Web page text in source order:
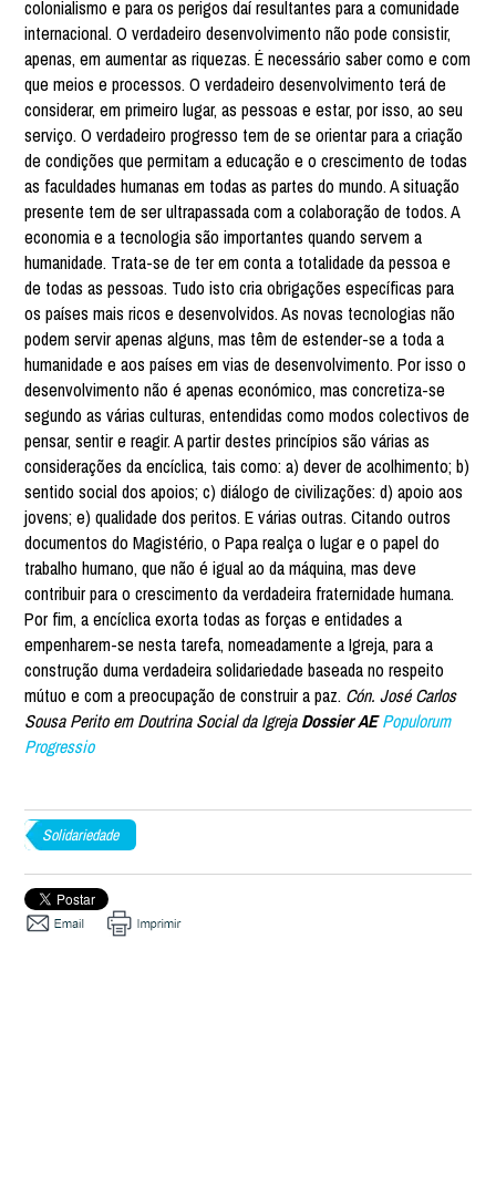
colonialismo e para os perigos daí resultantes para a comunidade
internacional. O verdadeiro desenvolvimento não pode consistir,
apenas, em aumentar as riquezas. É necessário saber como e com
que meios e processos. O verdadeiro desenvolvimento terá de
considerar, em primeiro lugar, as pessoas e estar, por isso, ao seu
serviço. O verdadeiro progresso tem de se orientar para a criação
de condições que permitam a educação e o crescimento de todas
as faculdades humanas em todas as partes do mundo. A situação
presente tem de ser ultrapassada com a colaboração de todos. A
economia e a tecnologia são importantes quando servem a
humanidade. Trata-se de ter em conta a totalidade da pessoa e
de todas as pessoas. Tudo isto cria obrigações específicas para
os países mais ricos e desenvolvidos. As novas tecnologias não
podem servir apenas alguns, mas têm de estender-se a toda a
humanidade e aos países em vias de desenvolvimento. Por isso o
desenvolvimento não é apenas económico, mas concretiza-se
segundo as várias culturas, entendidas como modos colectivos de
pensar, sentir e reagir. A partir destes princípios são várias as
considerações da encíclica, tais como: a) dever de acolhimento; b)
sentido social dos apoios; c) diálogo de civilizações: d) apoio aos
jovens; e) qualidade dos peritos. E várias outras. Citando outros
documentos do Magistério, o Papa realça o lugar e o papel do
trabalho humano, que não é igual ao da máquina, mas deve
contribuir para o crescimento da verdadeira fraternidade humana.
Por fim, a encíclica exorta todas as forças e entidades a
empenharem-se nesta tarefa, nomeadamente a Igreja, para a
construção duma verdadeira solidariedade baseada no respeito
mútuo e com a preocupação de construir a paz. Cón. José Carlos
Sousa Perito em Doutrina Social da IgrejaDossier AE Populorum
Progressio
Solidariedade